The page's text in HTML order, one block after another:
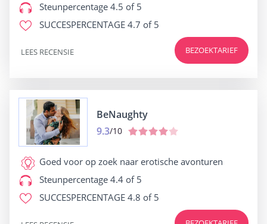
Steunpercentage 4.5 of 5
SUCCESPERCENTAGE 4.7 of 5
BEZOEKTARIEF
LEES RECENSIE
BeNaughty
9.3/10
Goed voor op zoek naar erotische avonturen
Steunpercentage 4.4 of 5
SUCCESPERCENTAGE 4.8 of 5